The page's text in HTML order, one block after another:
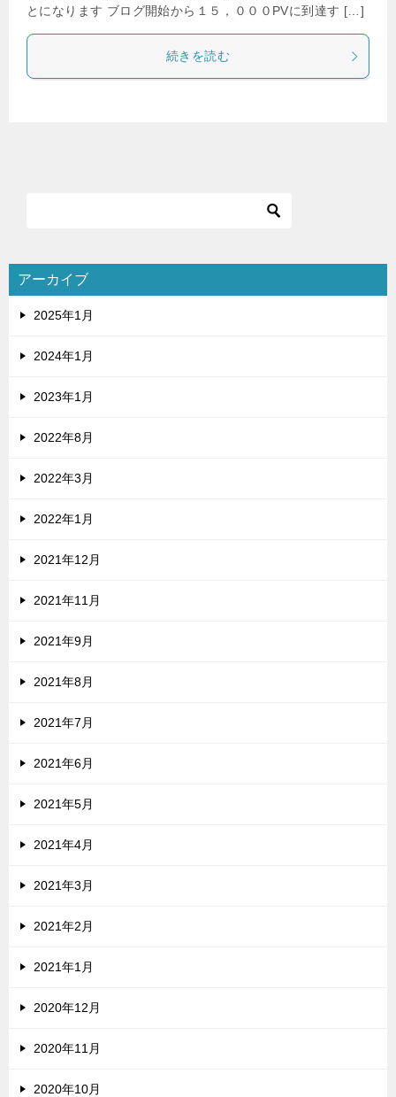
とになります ブログ開始から１５，０００PVに到達す […]
続きを読む
アーカイブ
2025年1月
2024年1月
2023年1月
2022年8月
2022年3月
2022年1月
2021年12月
2021年11月
2021年9月
2021年8月
2021年7月
2021年6月
2021年5月
2021年4月
2021年3月
2021年2月
2021年1月
2020年12月
2020年11月
2020年10月